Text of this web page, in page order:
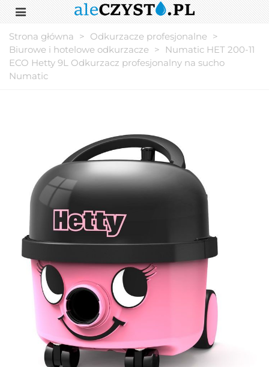
Strona główna > Odkurzacze profesjonalne >
Biurowe i hotelowe odkurzacze >
Numatic HET 200-11
ECO Hetty 9L Odkurzacz profesjonalny na sucho
Numatic